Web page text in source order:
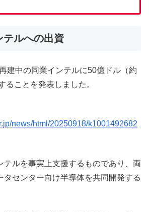
テルへの出資
建中の同業インテルに50億ドル（約
ることを発表しました。
news/html/20250918/k1001492682
ルを事実上支援するものであり、両
タセンター向け半導体を共同開発する